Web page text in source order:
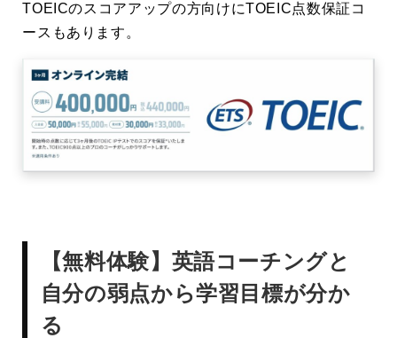
TOEICのスコアアップの方向けにTOEIC点数保証コ
ースもあります。
【無料体験】英語コーチングと
自分の弱点から学習目標が分か
る